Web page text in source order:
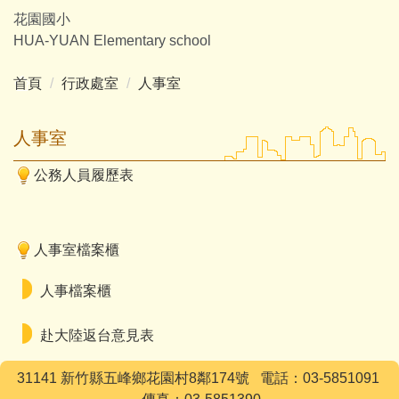
跳
到
要
區
花園國小
HUA-YUAN Elementary school
首頁 行政處室 人事室
人事室
公務人員履歷表
人事室檔案櫃
人事檔案櫃
赴大陸返台意見表
31141 新竹縣五峰鄉花園村8鄰174號 電話：03-5851091